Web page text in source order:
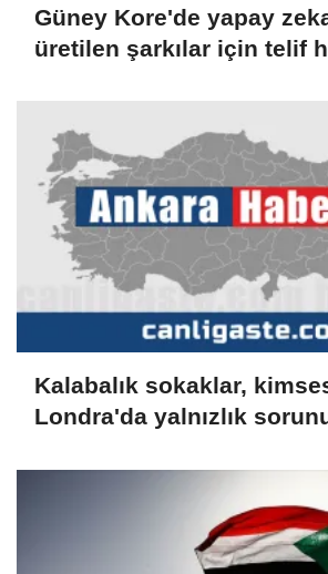
Güney Kore'de yapay
üretilen şarkılar için telif
Kalabalık sokaklar,
Londra'da yalnızlık